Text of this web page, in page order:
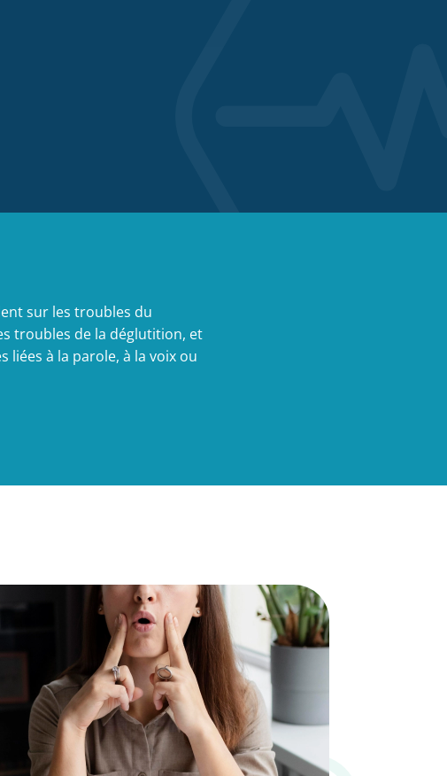
sur les troubles du
troubles de la déglutition, et
liées à la parole, à la voix ou